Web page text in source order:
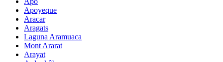
Apoyeque
Aracar
Aragats
Laguna Aramuaca
Mont Ararat
Arayat